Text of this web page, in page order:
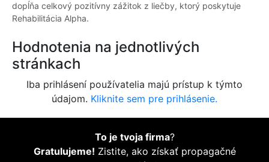
dopĺňa celkový pozitívny zážitok z liečby, ktorý poskytuje
Rehabilitácia Alpha.
Hodnotenia na jednotlivých
stránkach
Iba prihlásení používatelia majú prístup k týmto
údajom. Kliknite sem pre prihlásenie.
To je tvoja firma?
Gratulujeme! Zistite, ako získať propagačné